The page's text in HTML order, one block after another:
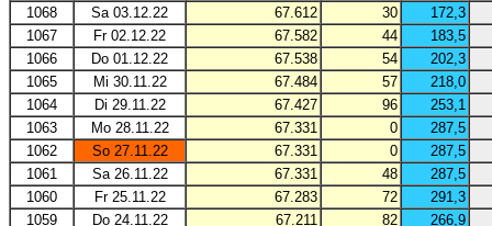
1068
Sa 03.12.22 67.612 30
172,3
1067
Fr 02.12.22 67.582 44
183,5
1066
Do 01.12.22 67.538 54
202,3
1065
Mi 30.11.22 67.484 57
218,0
1064
Di 29.11.22 67.427 96
253,1
1063
Mo 28.11.22 67.331 0
287,5
1062
So 27.11.22 67.331 0
287,5
1061
Sa 26.11.22 67.331 48
287,5
1060
Fr 25.11.22 67.283 72
291,3
1059
Do 24.11.22 67.211 82
266,9